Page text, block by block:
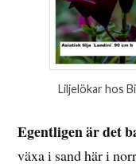
Liljelökar hos
Egentligen är det
växa i sand här i